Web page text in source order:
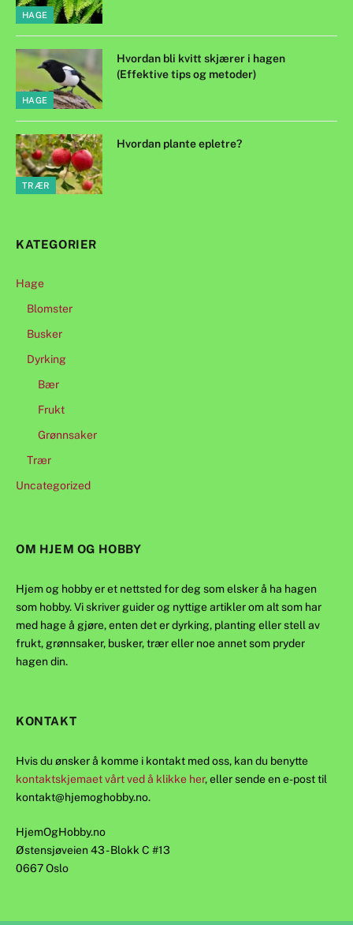
HAGE
HAGE
Hvordan bli kvitt skjærer i hagen
(Effektive tips og metoder)
TRÆR
Hvordan plante epletre?
KATEGORIER
Hage
Blomster
Busker
Dyrking
Bær
Frukt
Grønnsaker
Trær
Uncategorized
OM HJEM OG HOBBY
Hjem og hobby er et nettsted for deg som elsker å ha hagen
som hobby. Vi skriver guider og nyttige artikler om alt som har
med hage å gjøre, enten det er dyrking, planting eller stell av
frukt, grønnsaker, busker, trær eller noe annet som pryder
hagen din.
KONTAKT
Hvis du ønsker å komme i kontakt med oss, kan du benytte
kontaktskjemaet vårt ved å klikke her, eller sende en e-post til
kontakt@hjemoghobby.no.
HjemOgHobby.no
Østensjøveien 43 - Blokk C #13
0667 Oslo